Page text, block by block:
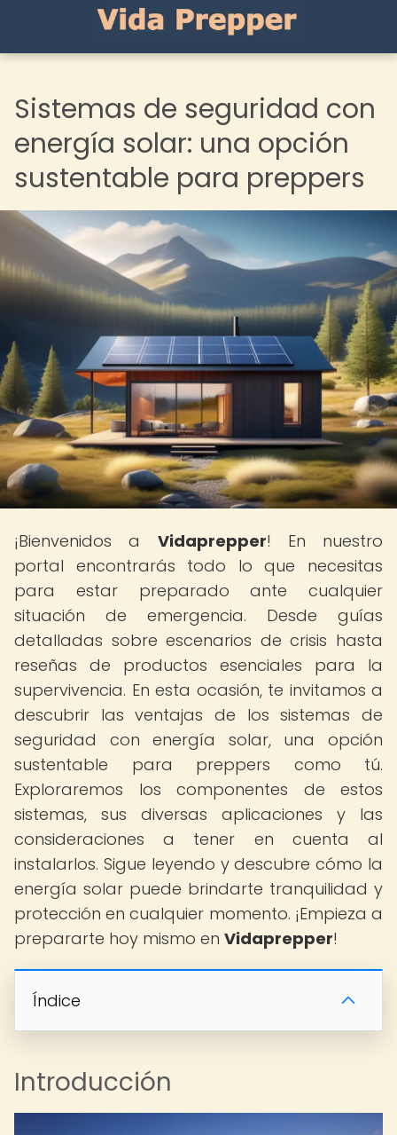
Sistemas de seguridad con
energía solar: una opción
sustentable para preppers
¡Bienvenidos a Vidaprepper! En nuestro
portal encontrarás todo lo que necesitas
para estar preparado ante cualquier
situación de emergencia. Desde guías
detalladas sobre escenarios de crisis hasta
reseñas de productos esenciales para la
supervivencia. En esta ocasión, te invitamos a
descubrir las ventajas de los sistemas de
seguridad con energía solar, una opción
sustentable para preppers como tú.
Exploraremos los componentes de estos
sistemas, sus diversas aplicaciones y las
consideraciones a tener en cuenta al
instalarlos. Sigue leyendo y descubre cómo la
energía solar puede brindarte tranquilidad y
protección en cualquier momento. ¡Empieza a
prepararte hoy mismo en Vidaprepper!
Índice
Introducción